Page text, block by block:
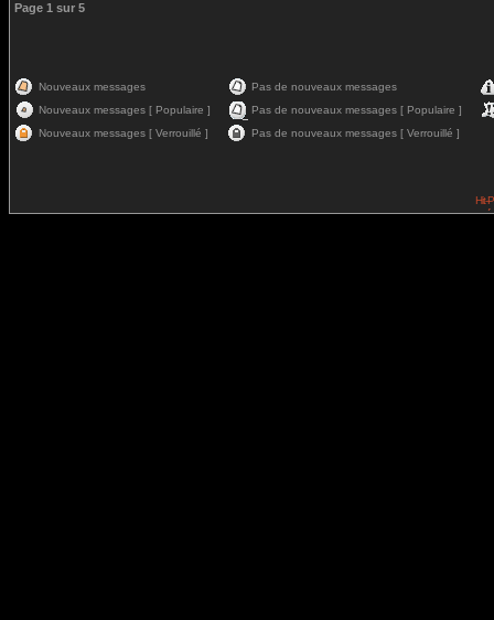
Page 1 sur 5
Nouveaux messages
Pas de nouveaux messages
Nouveaux messages [ Populaire ]
Pas de nouveaux messages [ Populaire ]
Nouveaux messages [ Verrouillé ]
Pas de nouveaux messages [ Verrouillé ]